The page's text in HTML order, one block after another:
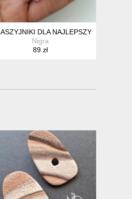
DLA NAJLEPSZYCH
Nigra
89 zł